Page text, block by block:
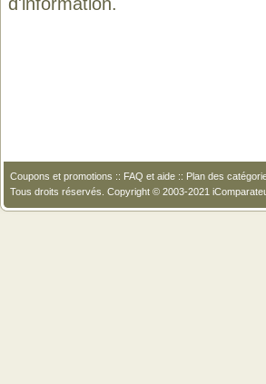
Coupons et promotions :: FAQ et aide :: Plan des
Tous droits réservés. Copyright © 2003-2021